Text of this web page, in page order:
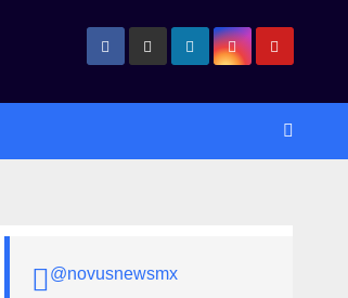
@novusnewsmx